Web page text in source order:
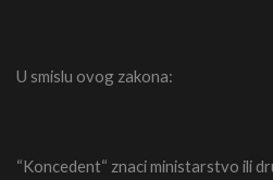
U smislu ovog zakona:
“Koncedent“ znaci ministarstvo ili